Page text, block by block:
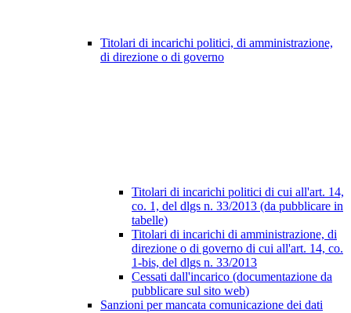
Titolari di incarichi politici, di amministrazione,
di direzione o di governo
Titolari di incarichi politici di cui all'art. 14,
co. 1, del dlgs n. 33/2013 (da pubblicare in
tabelle)
Titolari di incarichi di amministrazione, di
direzione o di governo di cui all'art. 14, co.
1-bis, del dlgs n. 33/2013
Cessati dall'incarico (documentazione da
pubblicare sul sito web)
Sanzioni per mancata comunicazione dei dati